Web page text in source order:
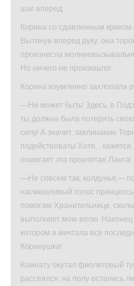
шаг вперед.
Корина со сдавленным криком
Вытянув вперед руку, она
произнесла
Но ничего не произошло!
Корина изумленно захлопала
—Не может быть! Здесь, в
ты должна была потерять
силу! А значит, заклинание
подействовать! Хотя…
помогает эта проклятая Ланга!
—Не совсем так, колдунья,—
насмешливый голос
помогаю Хранительнице,
выполняет мою волю. Наконец
котором я мечтала все
Коринушка!
Комнату окутал фиолетовый
рассеялся, на полу остались